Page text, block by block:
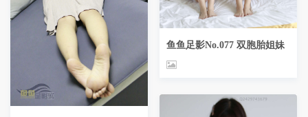
鱼鱼足影No.077 双胞胎姐妹